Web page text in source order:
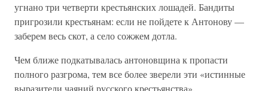
угнано три четверти крестьянских лошадей. Бандиты
пригрозили крестьянам: если не пойдете к Антонову —
заберем весь скот, а село сожжем дотла.
Чем ближе подкатывалась антоновщина к пропасти
полного разгрома, тем все более зверели эти «истинные
выразители чаяний русского крестьянства».